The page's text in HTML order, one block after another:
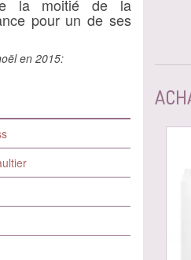
la moitié de la
pour un de ses
en 2015: